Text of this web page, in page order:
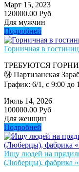
Март 15, 2023
120000.00 Руб
Для мужчин
Подробней
Горничная в
ТРЕБУЮТСЯ
Ⓜ️ Партизанская
График: 6/1, с 9:00 до
Июль 14, 2026
100000.00 Руб
Для женщин
Подробней
Ищу людей на
(Люберцы), фабрика